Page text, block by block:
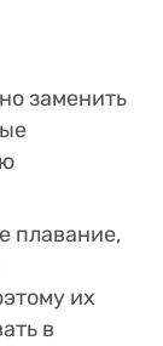
заменить
плавание,
их
в